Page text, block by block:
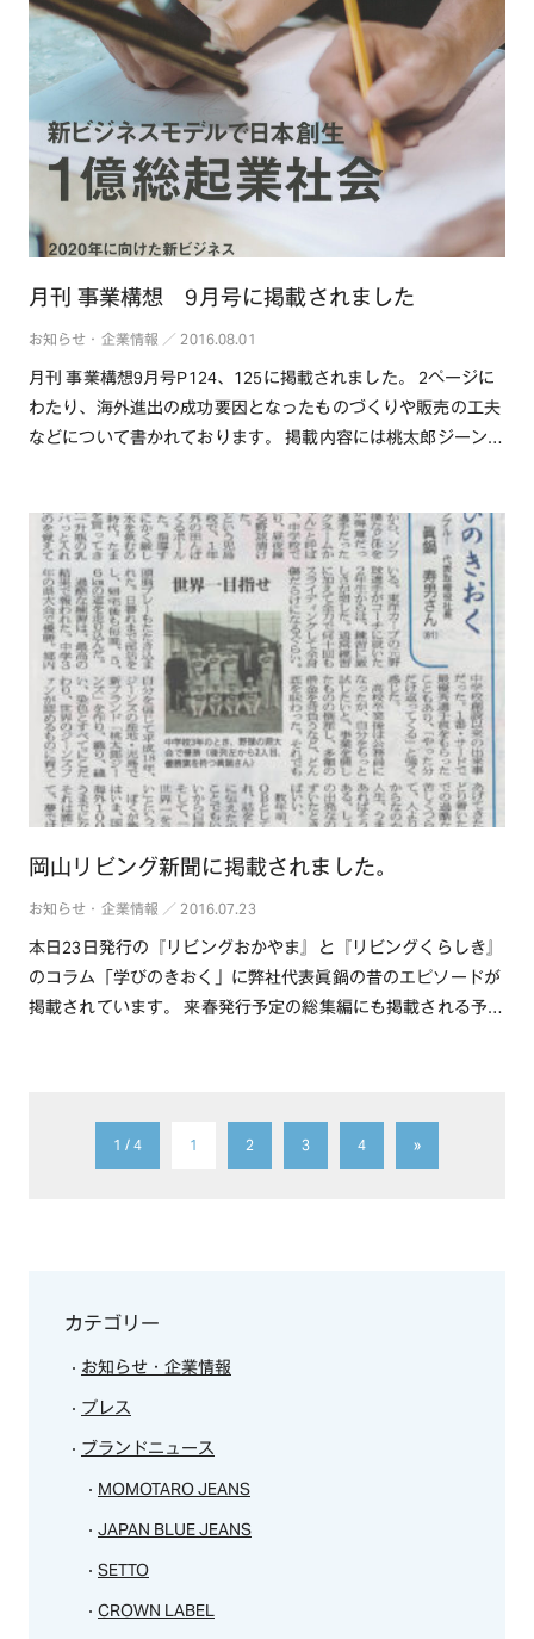
月刊 事業構想 9月号に掲載されました
お知らせ・企業情報 ／ 2016.08.01
月刊 事業構想9月号P124、125に掲載されました。 2ページに
わたり、海外進出の成功要因となったものづくりや販売の工夫
などについて書かれております。 掲載内容には桃太郎ジーン
岡山リビング新聞に掲載されました。
お知らせ・企業情報 ／ 2016.07.23
本日23日発行の『リビングおかやま』と『リビングくらしき』
のコラム「学びのきおく」に弊社代表眞鍋の昔のエピソードが
掲載されています。 来春発行予定の総集編にも掲載される予定
1 / 4 1 2 3 4 »
カテゴリー
お知らせ・企業情報
プレス
ブランドニュース
MOMOTARO JEANS
JAPAN BLUE JEANS
SETTO
CROWN LABEL